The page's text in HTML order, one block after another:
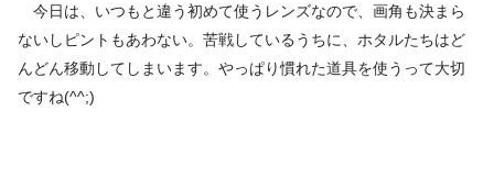
今日は、いつもと違う初めて使うレンズなので、画角も決まら
ないしピントもあわない。苦戦しているうちに、ホタルたちはど
んどん移動してしまいます。やっぱり慣れた道具を使うって大切
ですね(^^;)